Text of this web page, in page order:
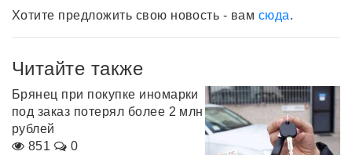
Хотите предложить свою новость - вам сюда.
Читайте также
Брянец при покупке иномарки
под заказ потерял более 2 млн
рублей
851
0